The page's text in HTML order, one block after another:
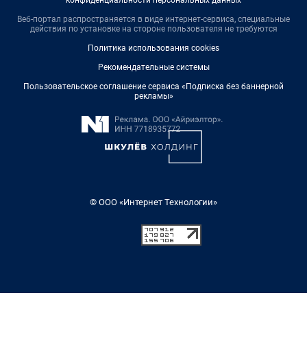
Веб-портал распространяется в виде интернет-сервиса, специальные
действия по установке на стороне пользователя не требуются
Политика использования cookies
Рекомендательные системы
Пользовательское соглашение сервиса «Подписка без баннерной
рекламы»
© ООО «Интернет Технологии»